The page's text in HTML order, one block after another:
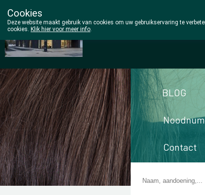
Wezel Pharma
BLOG
Contact
Cookies
Deze website maakt gebruik van cookies om uw gebruikservaring te
cookies. Klik hier voor meer info.